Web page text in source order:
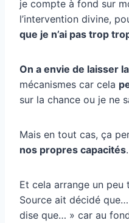
je compte à fond sur
l’intervention divine,
que je n’ai pas trop
On a envie de laisser
mécanismes car cela
sur la chance ou je ne
Mais en tout cas, ça
nos propres capacités.
Et cela arrange un
Source ait décidé
dise que… » car au